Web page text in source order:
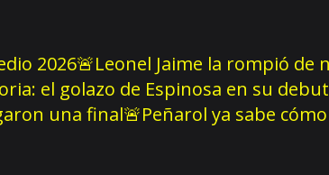
2026🚨Leonel Jaime la rompió de
el golazo de Espinosa en su debut
una final🚨Peñarol ya sabe